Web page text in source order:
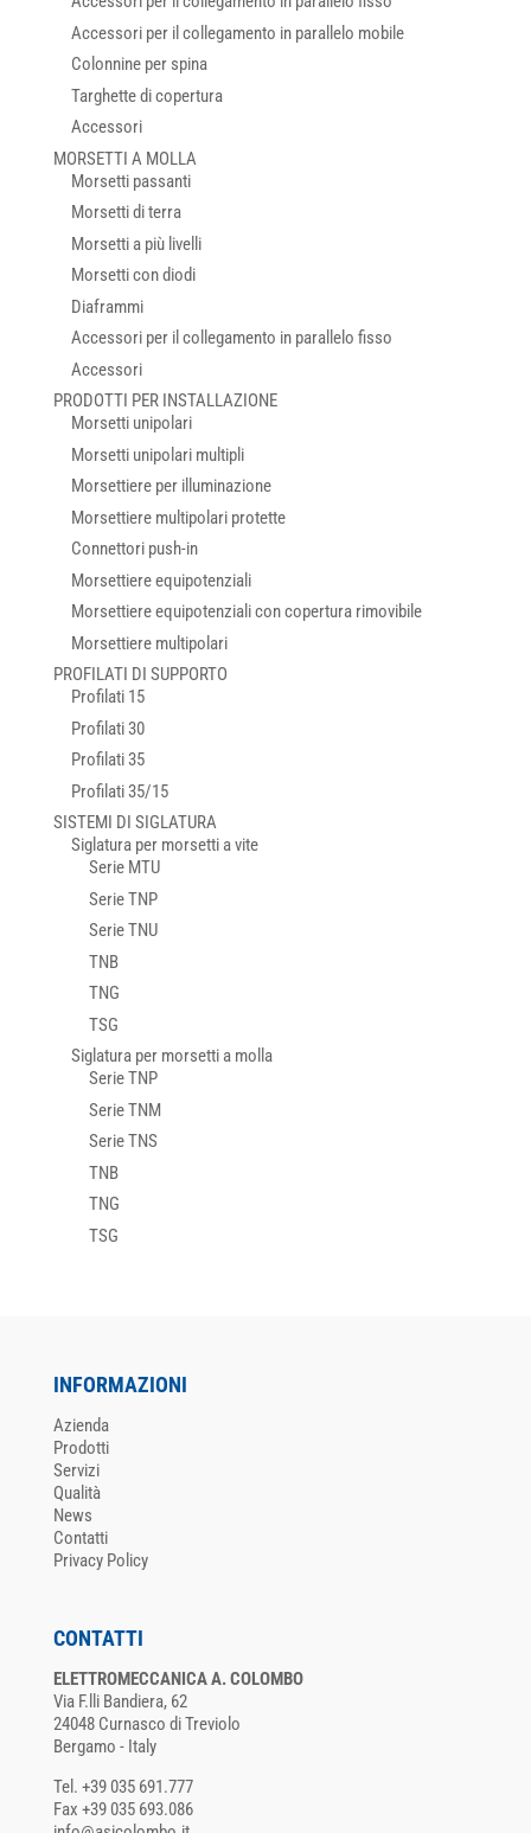
Accessori per il collegamento in parallelo mobile
Colonnine per spina
Targhette di copertura
Accessori
MORSETTI A MOLLA
Morsetti passanti
Morsetti di terra
Morsetti a più livelli
Morsetti con diodi
Diaframmi
Accessori per il collegamento in parallelo fisso
Accessori
PRODOTTI PER INSTALLAZIONE
Morsetti unipolari
Morsetti unipolari multipli
Morsettiere per illuminazione
Morsettiere multipolari protette
Connettori push-in
Morsettiere equipotenziali
Morsettiere equipotenziali con copertura rimovibile
Morsettiere multipolari
PROFILATI DI SUPPORTO
Profilati 15
Profilati 30
Profilati 35
Profilati 35/15
SISTEMI DI SIGLATURA
Siglatura per morsetti a vite
Serie MTU
Serie TNP
Serie TNU
TNB
TNG
TSG
Siglatura per morsetti a molla
Serie TNP
Serie TNM
Serie TNS
TNB
TNG
TSG
INFORMAZIONI
Azienda
Prodotti
Servizi
Qualità
News
Contatti
Privacy Policy
CONTATTI
ELETTROMECCANICA A. COLOMBO
Via F.lli Bandiera, 62
24048 Curnasco di Treviolo
Bergamo - Italy
Tel. +39 035 691.777
Fax +39 035 693.086